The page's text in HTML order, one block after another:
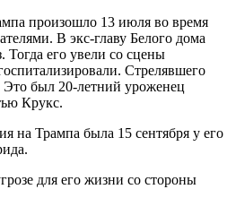
произошло 13 июля во время
В экс-главу Белого дома
Тогда его увели со сцены
Стрелявшего
был 20-летний уроженец
Крукс.
на Трампа была 15 сентября у его
для его жизни со стороны